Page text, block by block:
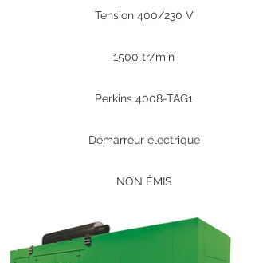
Tension 400/230 V
1500 tr/min
Perkins 4008-TAG1
Démarreur électrique
NON ÉMIS